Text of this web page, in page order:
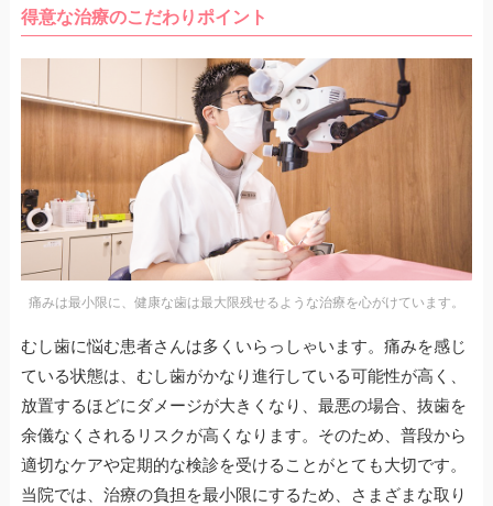
得意な治療のこだわりポイント
痛みは最小限に、健康な歯は最大限残せるような治療を心がけています。
むし歯に悩む患者さんは多くいらっしゃいます。痛みを感じ
ている状態は、むし歯がかなり進行している可能性が高く、
放置するほどにダメージが大きくなり、最悪の場合、抜歯を
余儀なくされるリスクが高くなります。そのため、普段から
適切なケアや定期的な検診を受けることがとても大切です。
当院では、治療の負担を最小限にするため、さまざまな取り